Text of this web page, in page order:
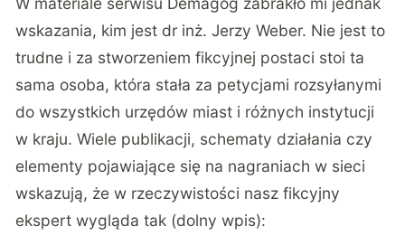
wskazania, kim jest dr inż. Jerzy Weber. Nie jest to
trudne i za stworzeniem fikcyjnej postaci stoi ta
sama osoba, która stała za petycjami rozsyłanymi
do wszystkich urzędów miast i różnych instytucji
w kraju. Wiele publikacji, schematy działania czy
elementy pojawiające się na nagraniach w sieci
wskazują, że w rzeczywistości nasz fikcyjny
ekspert wygląda tak (dolny wpis):